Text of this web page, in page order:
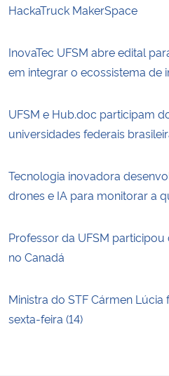
HackaTruck MakerSpace
InovaTec UFSM abre edital
em integrar o ecossistema de
UFSM e Hub.doc participam
universidades federais
Tecnologia inovadora
drones e IA para monitorar a
Professor da UFSM
no Canadá
Ministra do STF Cármen Lúcia
sexta-feira (14)